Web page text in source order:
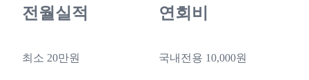
전월실적
최소 20만원
연회비
국내전용 10,000원